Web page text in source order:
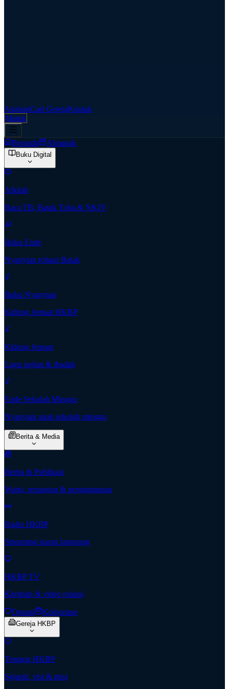
AspirasiCari GerejaKontak
Masuk
Beranda Almanak
Buku Digital
Alkitab
Baca TB, Batak Toba & NKJV
Buku Ende
Nyanyian rohani Batak
Buku Nyanyian
Kidung Jemaat HKBP
Kidung Jemaat
Lagu pujian & ibadah
Ende Sekolah Minggu
Nyanyian anak sekolah minggu
Berita & Media
Berita & Publikasi
Warta, renungan & pengumuman
Radio HKBP
Streaming siaran langsung
HKBP TV
Khotbah & video rohani
Donasi Kolportase
Gereja HKBP
Tentang HKBP
Sejarah, visi & misi